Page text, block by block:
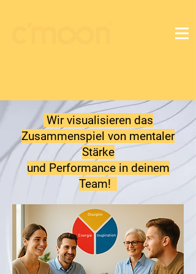
Wir visualisieren das
Zusammenspiel von mentaler
Stärke
und Performance in deinem
Team!